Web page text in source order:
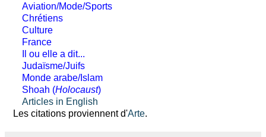
Aviation/Mode/Sports
Chrétiens
Culture
France
Il ou elle a dit...
Judaïsme/Juifs
Monde arabe/Islam
Shoah (Holocaust)
Articles in English
Les citations proviennent d'Arte.